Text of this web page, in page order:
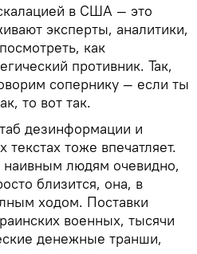
в США — это
эксперты, аналитики,
как
противник. Так,
сопернику — если ты
то вот так.
дезинформации и
тоже впечатляет.
людям очевидно,
близится, она, в
ходом. Поставки
военных, тысячи
денежные транши,